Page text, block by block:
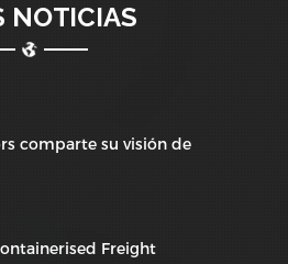
NOTICIAS
comparte su visión de
Freight